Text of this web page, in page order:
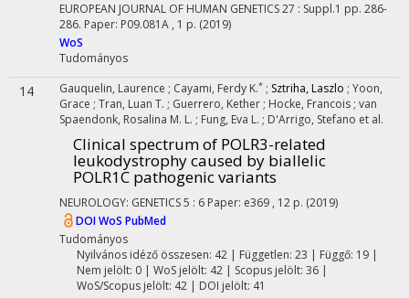
EUROPEAN JOURNAL OF HUMAN GENETICS27 : Suppl.1 pp. 286-
286. Paper: P09.081A , 1 p. (2019)
WoS
Tudományos
14 Gauquelin, Laurence ; Cayami, Ferdy K.* ; Sztriha, Laszlo ; Yoon,
Grace ; Tran, Luan T. ; Guerrero, Kether ; Hocke, Francois ; van
Spaendonk, Rosalina M. L. ; Fung, Eva L. ; D'Arrigo, Stefano et al.
Clinical spectrum of POLR3-related
leukodystrophy caused by biallelic
POLR1C pathogenic variants
NEUROLOGY: GENETICS5 : 6 Paper: e369 , 12 p. (2019)
DOIWoS PubMed
Tudományos
Nyilvános idéző összesen: 42| Független: 23 | Függő: 19 |
Nem jelölt: 0 | WoS jelölt: 42 | Scopus jelölt: 36 |
WoS/Scopus jelölt: 42 | DOI jelölt: 41